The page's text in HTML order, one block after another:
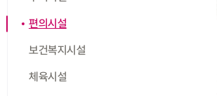
편의시설
보건복지시설
체육시설